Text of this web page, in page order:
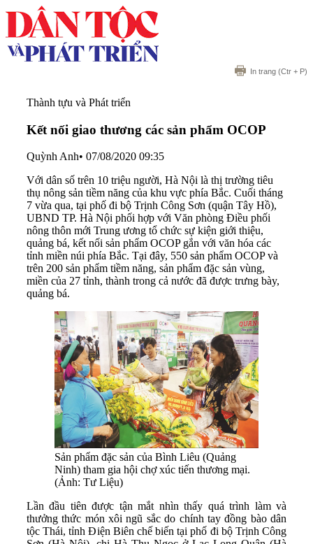
In trang (Ctr + P)
Thành tựu và Phát triển
Kết nối giao thương các sản phẩm OCOP
Quỳnh Anh• 07/08/2020 09:35
Với dân số trên 10 triệu người, Hà Nội là thị trường tiêu
thụ nông sản tiềm năng của khu vực phía Bắc. Cuối tháng
7 vừa qua, tại phố đi bộ Trịnh Công Sơn (quận Tây Hồ),
UBND TP. Hà Nội phối hợp với Văn phòng Điều phối
nông thôn mới Trung ương tổ chức sự kiện giới thiệu,
quảng bá, kết nối sản phẩm OCOP gắn với văn hóa các
tỉnh miền núi phía Bắc. Tại đây, 550 sản phẩm OCOP và
trên 200 sản phẩm tiềm năng, sản phẩm đặc sản vùng,
miền của 27 tỉnh, thành trong cả nước đã được trưng bày,
quảng bá.
Sản phẩm đặc sản của Bình Liêu (Quảng
Ninh) tham gia hội chợ xúc tiến thương mại.
(Ảnh: Tư Liệu)
Lần đầu tiên được tận mắt nhìn thấy quá trình làm và
thưởng thức món xôi ngũ sắc do chính tay đồng bào dân
tộc Thái, tỉnh Điện Biên chế biến tại phố đi bộ Trịnh Công